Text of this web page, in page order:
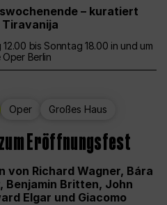
– kuratiert
bis Sonntag 18.00 in und um
Berlin
Oper Großes Haus
Eröffnungsfest
von Richard Wagner, Bára
Benjamin Britten, John
Elgar und Giacomo